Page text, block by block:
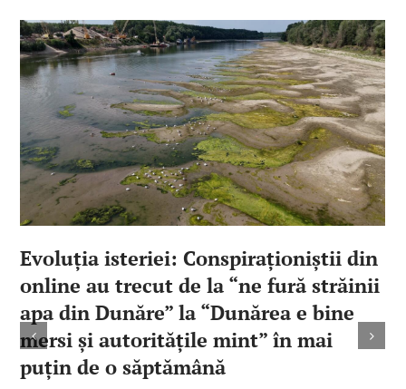
Evoluția isteriei: Conspiraționiștii din
online au trecut de la “ne fură străinii
apa din Dunăre” la “Dunărea e bine
mersi și autoritățile mint” în mai
puțin de o săptămână